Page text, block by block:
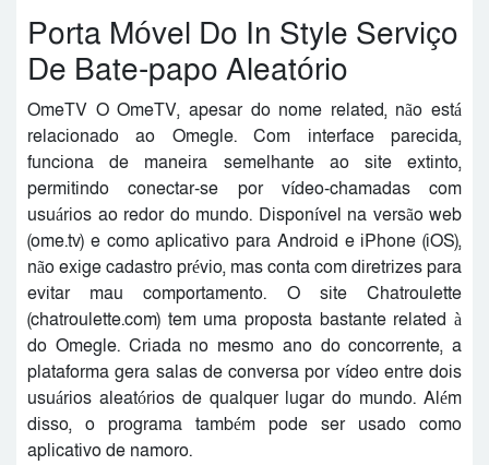
Porta Móvel Do In Style Serviço
De Bate-papo Aleatório
OmeTV O OmeTV, apesar do nome related, não está
relacionado ao Omegle. Com interface parecida,
funciona de maneira semelhante ao site extinto,
permitindo conectar-se por vídeo-chamadas com
usuários ao redor do mundo. Disponível na versão web
(ome.tv) e como aplicativo para Android e iPhone (iOS),
não exige cadastro prévio, mas conta com diretrizes para
evitar mau comportamento. O site Chatroulette
(chatroulette.com) tem uma proposta bastante related à
do Omegle. Criada no mesmo ano do concorrente, a
plataforma gera salas de conversa por vídeo entre dois
usuários aleatórios de qualquer lugar do mundo. Além
disso, o programa também pode ser usado como
aplicativo de namoro.